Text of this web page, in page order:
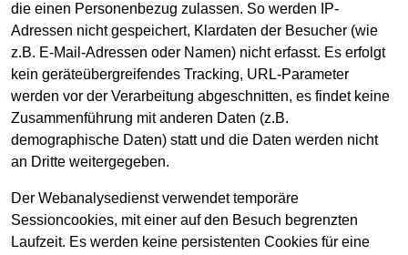
die einen Personenbezug zulassen. So werden IP-
Adressen nicht gespeichert, Klardaten der Besucher (wie
z.B. E-Mail-Adressen oder Namen) nicht erfasst. Es erfolgt
kein geräteübergreifendes Tracking, URL-Parameter
werden vor der Verarbeitung abgeschnitten, es findet keine
Zusammenführung mit anderen Daten (z.B.
demographische Daten) statt und die Daten werden nicht
an Dritte weitergegeben.
Der Webanalysedienst verwendet temporäre
Sessioncookies, mit einer auf den Besuch begrenzten
Laufzeit. Es werden keine persistenten Cookies für eine